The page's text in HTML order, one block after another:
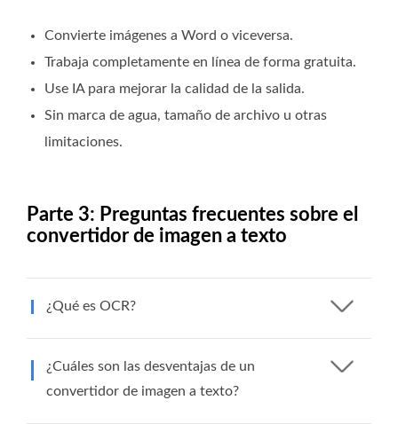
Convierte imágenes a Word o viceversa.
Trabaja completamente en línea de forma gratuita.
Use IA para mejorar la calidad de la salida.
Sin marca de agua, tamaño de archivo u otras
limitaciones.
Parte 3: Preguntas frecuentes sobre el
convertidor de imagen a texto
¿Qué es OCR?
¿Cuáles son las desventajas de un
convertidor de imagen a texto?